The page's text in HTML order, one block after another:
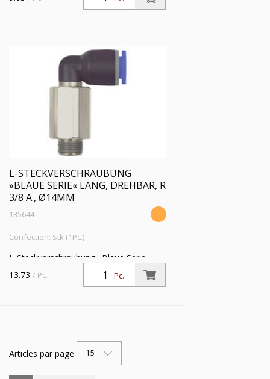
Außen-Ø 12 mm, Arbeitsdr. max. 15 bar,
L-STECKVERSCHRAUBUNG
»BLAUE SERIE« LANG, DREHBAR, R
3/8 A., Ø14MM
135644
Confection: Stk (1Pc.)
L-Steckverschraubung »Blaue Serie«
lang, drehbar, R 3/8 a., f. Schlauch-
Außen-Ø 14 mm, Arbeitsdr. max. 15 bar,
Pc.
13.73 / Pc.
Articles par page 15